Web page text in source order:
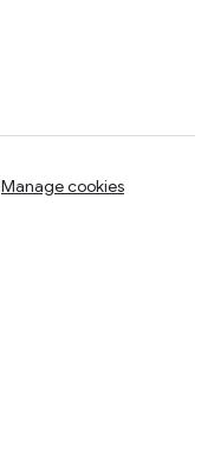
Manage cookies